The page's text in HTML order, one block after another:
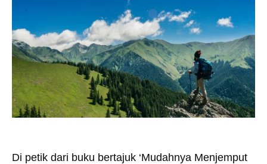
Di petik dari buku bertajuk ‘Mudahnya Menjemput